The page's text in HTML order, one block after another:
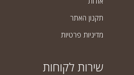
תקנון האתר
מדיניות פרטיות
שירות לקוחות